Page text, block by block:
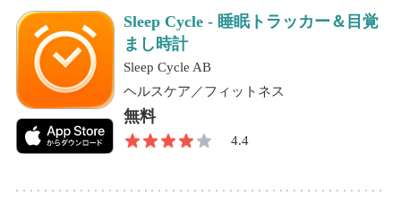
Sleep Cycle - 睡眠トラッカー＆目覚
まし時計
Sleep Cycle AB
ヘルスケア／フィットネス
無料
4.4